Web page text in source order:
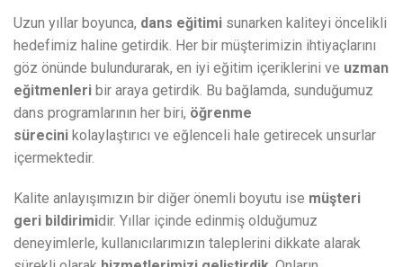
Uzun yıllar boyunca, dans eğitimi sunarken kaliteyi öncelikli
hedefimiz haline getirdik. Her bir müşterimizin ihtiyaçlarını
göz önünde bulundurarak, en iyi eğitim içeriklerini ve uzman
eğitmenleri bir araya getirdik. Bu bağlamda, sunduğumuz
dans programlarının her biri, öğrenme
sürecini kolaylaştırıcı ve eğlenceli hale getirecek unsurlar
içermektedir.
Kalite anlayışımızın bir diğer önemli boyutu ise müşteri
geri bildirimidir. Yıllar içinde edinmiş olduğumuz
deneyimlerle, kullanıcılarımızın taleplerini dikkate alarak